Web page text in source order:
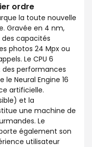
ordre
la toute nouvelle
Gravée en 4 nm,
capacités
photos 24 Mpx ou
Le CPU 6
performances
Neural Engine 16
artificielle.
et la
une machine de
Le
également son
utilisateur